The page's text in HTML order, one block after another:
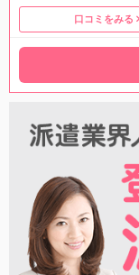
口コミをみる